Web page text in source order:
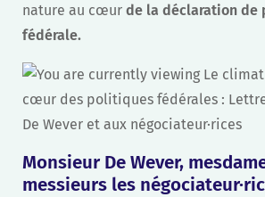
nature au cœur de la déclaration de
fédérale.
Monsieur De Wever,
messieurs les